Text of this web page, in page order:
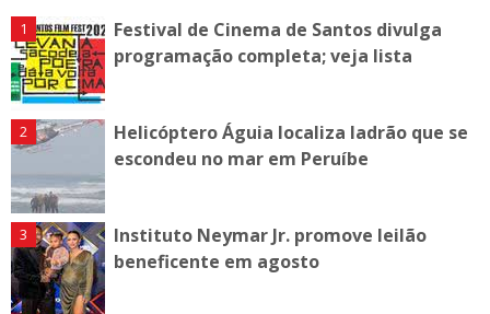
Festival de Cinema de Santos divulga
programação completa; veja lista
Helicóptero Águia localiza ladrão que se
escondeu no mar em Peruíbe
Instituto Neymar Jr. promove leilão
beneficente em agosto